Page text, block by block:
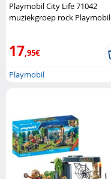
Playmobil City Life 71042
muziekgroep rock Playmobil
17,95€
Playmobil